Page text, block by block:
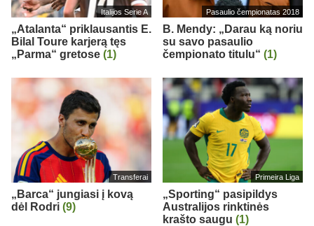
Italijos Serie A
„Atalanta“ priklausantis E.
Bilal Toure karjerą tęs
„Parma“ gretose (1)
Pasaulio čempionatas 2018
B. Mendy: „Darau ką noriu
su savo pasaulio
čempionato titulu“ (1)
Transferai
„Barca“ jungiasi į kovą
dėl Rodri (9)
Primeira Liga
„Sporting“ pasipildys
Australijos rinktinės
krašto saugu (1)